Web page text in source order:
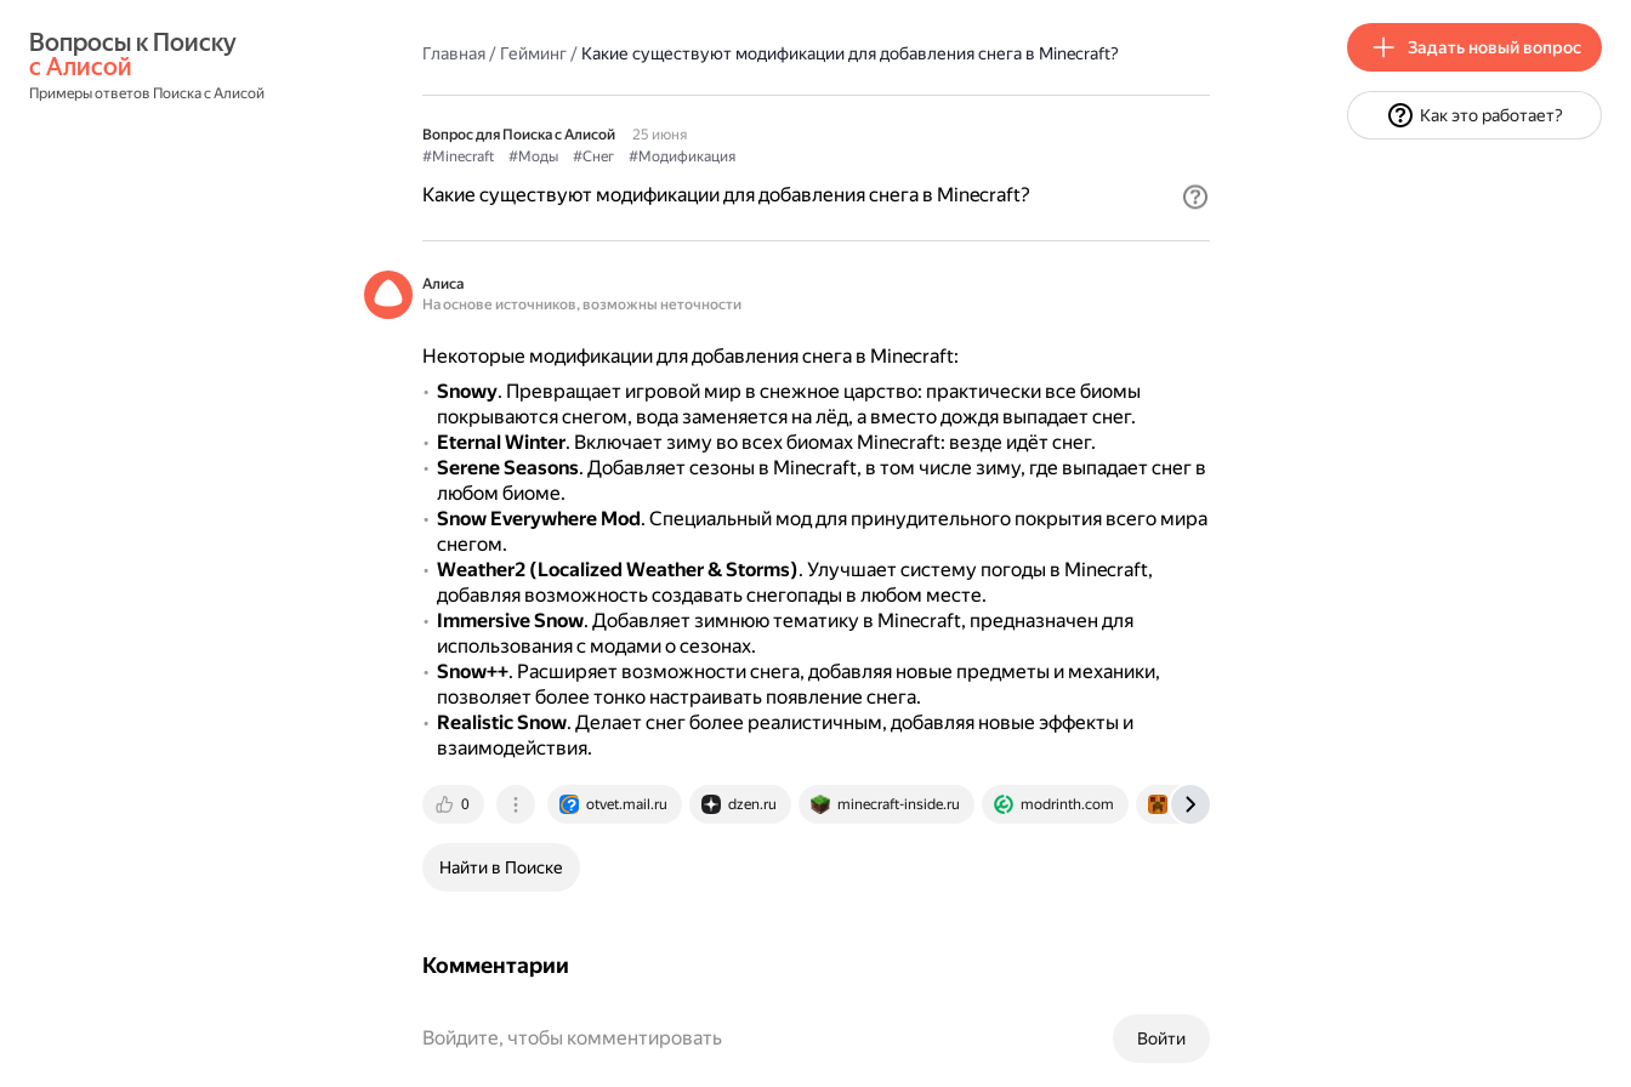
с Алисой
Примеры ответов Поиска с Алисой
Главная/ Гейминг/ Какие существуют модификации для добавления снега в Minecraft?
Вопрос для Поиска с Алисой
25 июня
#Minecraft
#Моды #Снег #Модификация
Какие существуют модификации для добавления снега в Minecraft?
Алиса
На основе источников, возможны неточности
Некоторые модификации для добавления снега в Minecraft:
Snowy. Превращает игровой мир в снежное царство: практически все биомы
покрываются снегом, вода заменяется на лёд, а вместо дождя выпадает снег.
Eternal Winter. Включает зиму во всех биомах Minecraft: везде идёт снег.
Serene Seasons. Добавляет сезоны в Minecraft, в том числе зиму, где выпадает снег в
любом биоме.
Snow Everywhere Mod. Специальный мод для принудительного покрытия всего мира
снегом.
Weather2 (Localized Weather & Storms). Улучшает систему погоды в Minecraft,
добавляя возможность создавать снегопады в любом месте.
Immersive Snow. Добавляет зимнюю тематику в Minecraft, предназначен для
использования с модами о сезонах.
Snow++. Расширяет возможности снега, добавляя новые предметы и механики,
позволяет более тонко настраивать появление снега.
Realistic Snow. Делает снег более реалистичным, добавляя новые эффекты и
взаимодействия.
0 otvet.mail.ru dzen.ru minecraft-inside.ru modrinth.com ru-minecraft.ru
Найти в Поиске
Комментарии
Войти
Войдите, чтобы комментировать
Задать новый вопрос
Как это работает?